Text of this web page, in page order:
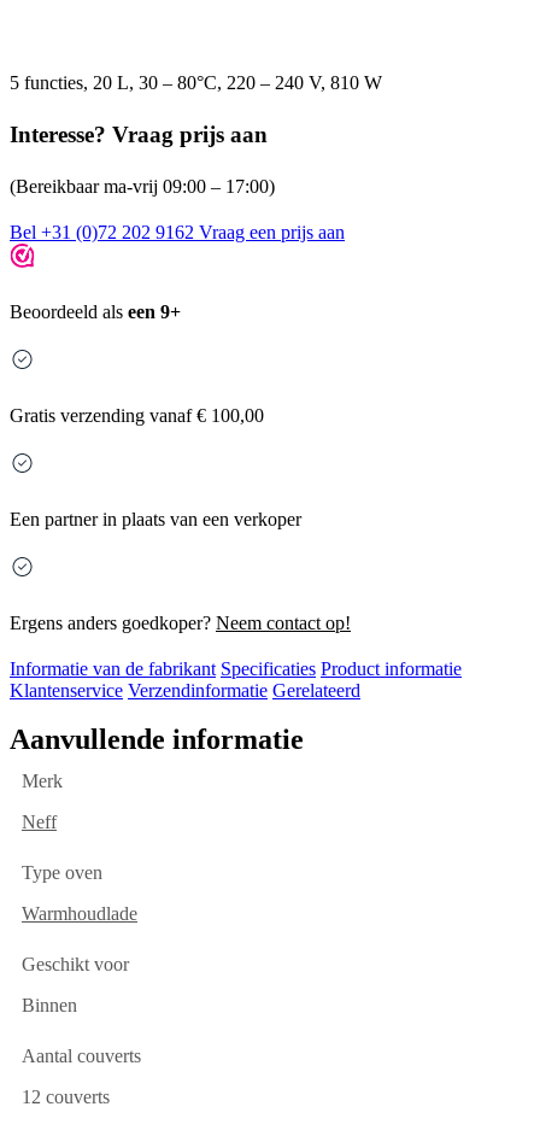
5 functies, 20 L, 30 – 80°C, 220 – 240 V, 810 W
Interesse? Vraag prijs aan
(Bereikbaar ma-vrij 09:00 – 17:00)
Bel +31 (0)72 202 9162 Vraag een prijs aan
Beoordeeld als een 9+
Gratis verzending vanaf € 100,00
Een partner in plaats van een verkoper
Ergens anders goedkoper? Neem contact op!
Informatie van de fabrikant Specificaties Product informatie
Klantenservice Verzendinformatie Gerelateerd
Aanvullende informatie
Merk
Neff
Type oven
Warmhoudlade
Geschikt voor
Binnen
Aantal couverts
12 couverts